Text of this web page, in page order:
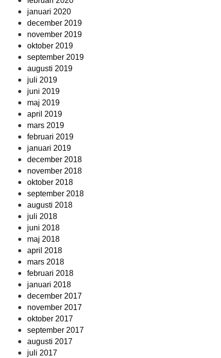
januari 2020
december 2019
november 2019
oktober 2019
september 2019
augusti 2019
juli 2019
juni 2019
maj 2019
april 2019
mars 2019
februari 2019
januari 2019
december 2018
november 2018
oktober 2018
september 2018
augusti 2018
juli 2018
juni 2018
maj 2018
april 2018
mars 2018
februari 2018
januari 2018
december 2017
november 2017
oktober 2017
september 2017
augusti 2017
juli 2017